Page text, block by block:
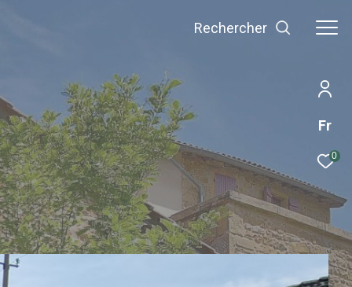
Fr
0
Rechercher